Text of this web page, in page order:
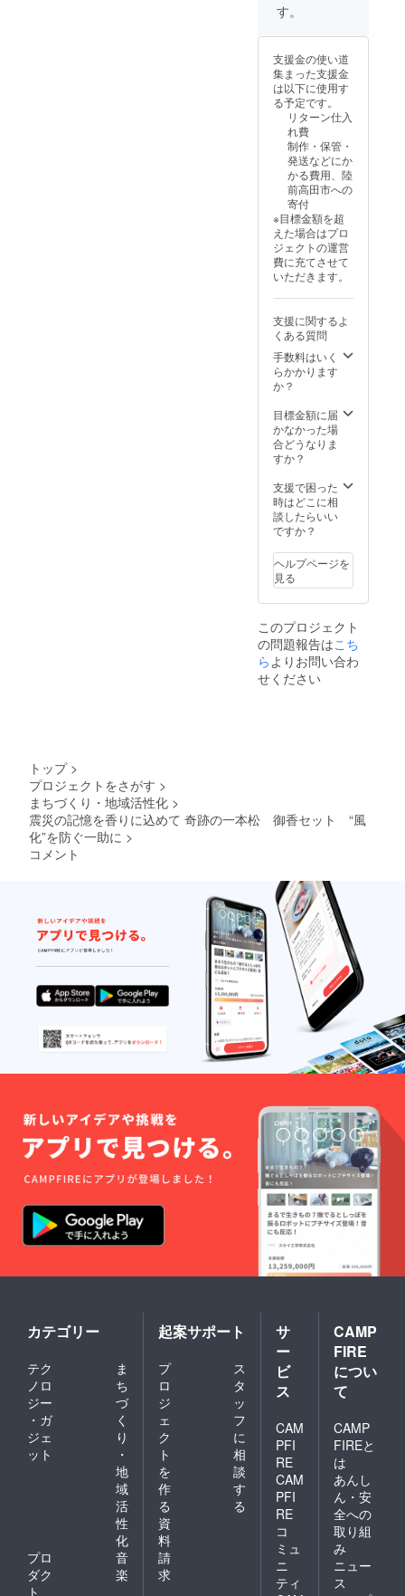
せて発
す。
（写真
はイ
メージ
です）
国：日
本 産
地：岩
手県陸
市 保存
方法：
冷蔵庫
の野菜
室に新
聞など
んだ上
でポリ
袋など
で密閉
して保
ば1ヶ月
程度日
持ちし
ます
す。
支援金の使い道
集まった支援金
は以下に使用す
る予定です。
リターン仕入
れ費
制作・保管・
発送などにか
かる費用、陸
前高田市への
寄付
※目標金額を超
えた場合はプロ
ジェクトの運営
費に充てさせて
いただきます。
支援に関するよ
くある質問
手数料はいく
らかかります
か？
目標金額に届
かなかった場
合どうなりま
すか？
支援で困った
時はどこに相
談したらいい
ですか？
ヘルプページを
見る
このプロジェクト
の問題報告はこち
ら よりお問い合わ
せください
トップ >
プロジェクトをさがす >
まちづくり・地域活性化 >
震災の記憶を香りに込めて 奇跡の一本松 御香セット “風
化”を防ぐ一助に >
コメント
カテゴリー
テク
ノロ
ジー
・ガ
ジェ
ット
ま
ち
づ
く
り
・
地
域
活
性
化
プロ
ダク
ト
音
楽
起案サポート
プ
ロ
ジ
ェ
ク
ト
を
作
る
ス
タ
ッ
フ
に
相
談
す
る
資
料
請
求
サ
ー
ビ
ス
CAM
PFI
RE
CAM
PFI
RE
コ
ミュ
ニ
ティ
CAMP
FIRE
につい
て
CAMP
FIREと
は
あんし
ん・安
全への
取り組
み
ニュー
ス